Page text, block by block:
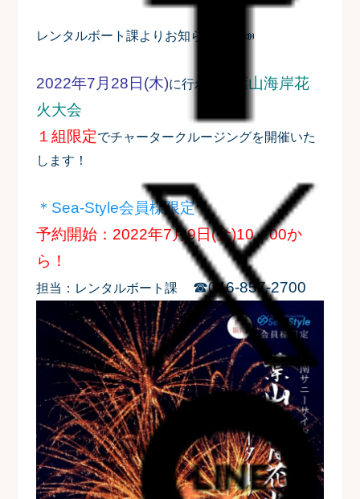
レンタルボート課よりお知らせです📣
2022年7月28日(木)に行われる
葉山海岸花
火大会
１組限定でチャータークルージングを開催いた
します！
＊Sea-Style会員様限定＊
予約開始： 2022年7月9日(金)10：00か
ら！
担当：レンタルボート課 ☎046-857-2700